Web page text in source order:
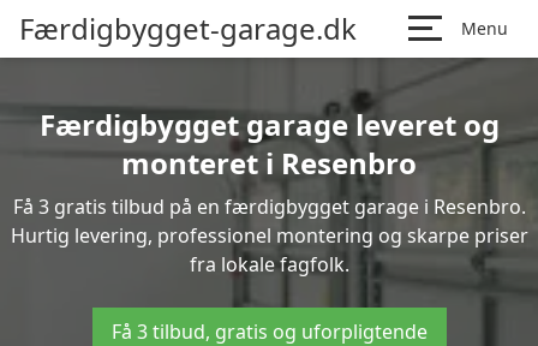
Færdigbygget-garage.dk Menu
Færdigbygget garage leveret og
monteret i Resenbro
Få 3 gratis tilbud på en færdigbygget garage i Resenbro.
Hurtig levering, professionel montering og skarpe priser
fra lokale fagfolk.
Få 3 tilbud, gratis og uforpligtende